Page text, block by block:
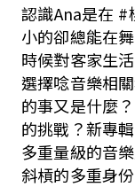
認識Ana是在
小的卻總能在
時候對客家生
選擇唸音樂相
的事又是什麼
的挑戰？新專
多重量級的音
斜槓的多重身